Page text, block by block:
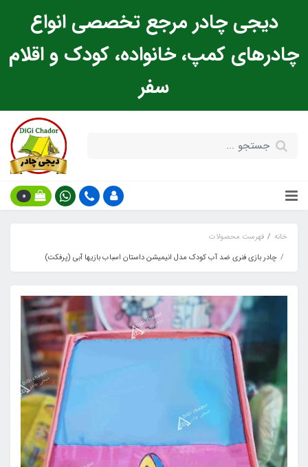
دیجی چادر مرجع تخصصی انواع
چادرهای کمپ، خانواده، کودک و اقلام
سفر
0
خانه
فهرست محصولات
چادر بازی فنری ضد آب کودک مدل انیمیشن داستان اسباب بازیها آبی (پرفکت)